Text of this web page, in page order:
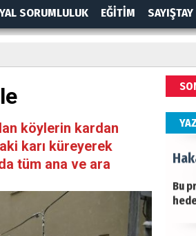
SORUMLULUK EĞİTİM SAYIŞTAY
köylerin kardan
karı küreyerek
tüm ana ve ara
Bu